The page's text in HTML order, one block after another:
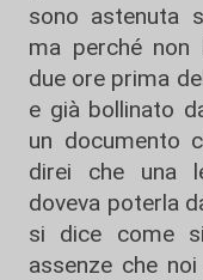
sono astenuta
ma perché non
due ore prima
e già bollinato
un documento
direi che una
doveva poterla
si dice come
assenze che